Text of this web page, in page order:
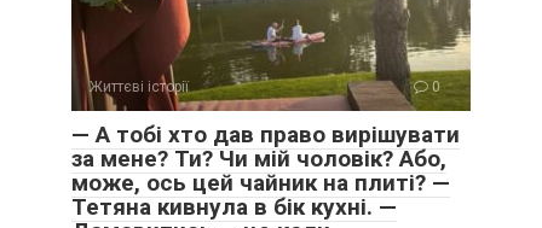
Життєві історії 0
— А тобі хто дав право вирішувати
за мене? Ти? Чи мій чоловік? Або,
може, ось цей чайник на плиті? —
Тетяна кивнула в бік кухні. —